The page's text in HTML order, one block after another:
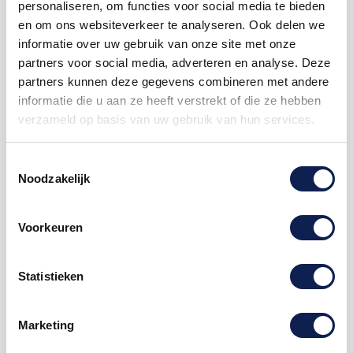
personaliseren, om functies voor social media te bieden
en om ons websiteverkeer te analyseren. Ook delen we
informatie over uw gebruik van onze site met onze
partners voor social media, adverteren en analyse. Deze
partners kunnen deze gegevens combineren met andere
informatie die u aan ze heeft verstrekt of die ze hebben
verzameld op basis van uw gebruik van hun services.
Noodzakelijk
Voorkeuren
Statistieken
Marketing
geel fiets Smiley smilies smileys
Omschrijving
stickers
, de stickers
groot als klein.
zijn zeer eenvoudig zelf